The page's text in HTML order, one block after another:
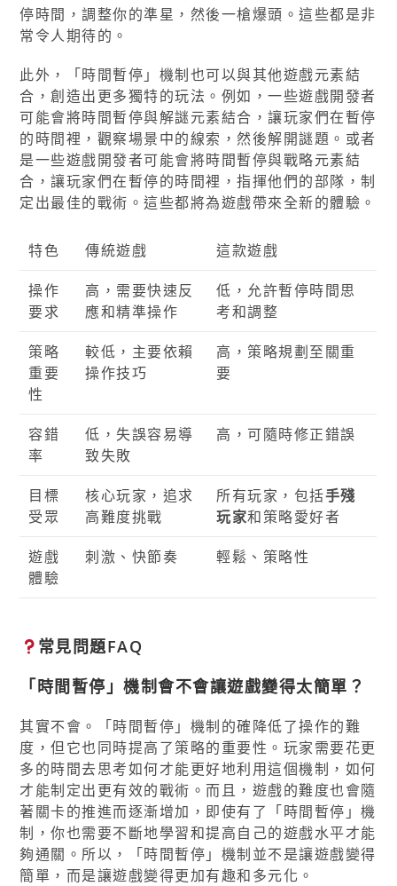
停時間，調整你的準星，然後一槍爆頭。這些都是非
常令人期待的。
此外，「時間暫停」機制也可以與其他遊戲元素結
合，創造出更多獨特的玩法。例如，一些遊戲開發者
可能會將時間暫停與解謎元素結合，讓玩家們在暫停
的時間裡，觀察場景中的線索，然後解開謎題。或者
是一些遊戲開發者可能會將時間暫停與戰略元素結
合，讓玩家們在暫停的時間裡，指揮他們的部隊，制
定出最佳的戰術。這些都將為遊戲帶來全新的體驗。
特色 傳統遊戲 這款遊戲
操作
要求
高，需要快速反
應和精準操作
低，允許暫停時間思
考和調整
策略
重要
性
較低，主要依賴
操作技巧
高，策略規劃至關重
要
容錯
率
低，失誤容易導
致失敗
高，可隨時修正錯誤
目標
受眾
核心玩家，追求
高難度挑戰
所有玩家，包括手殘
玩家和策略愛好者
遊戲
體驗
刺激、快節奏 輕鬆、策略性
常見問題FAQ
「時間暫停」機制會不會讓遊戲變得太簡單？
其實不會。「時間暫停」機制的確降低了操作的難
度，但它也同時提高了策略的重要性。玩家需要花更
多的時間去思考如何才能更好地利用這個機制，如何
才能制定出更有效的戰術。而且，遊戲的難度也會隨
著關卡的推進而逐漸增加，即使有了「時間暫停」機
制，你也需要不斷地學習和提高自己的遊戲水平才能
夠通關。所以，「時間暫停」機制並不是讓遊戲變得
簡單，而是讓遊戲變得更加有趣和多元化。